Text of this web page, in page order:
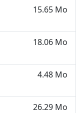
15.65 Mo
18.06 Mo
4.48 Mo
26.29 Mo